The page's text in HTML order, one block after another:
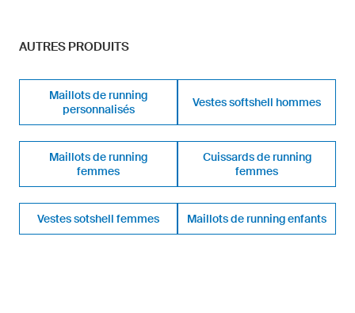
AUTRES PRODUITS
Maillots de running
personnalisés
Vestes softshell hommes
Maillots de running
femmes
Cuissards de running
femmes
Vestes sotshell femmes Maillots de running enfants